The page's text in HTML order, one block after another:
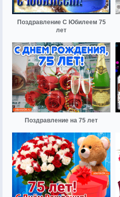
Поздравление С Юбилеем 75
лет
Поздравление на 75 лет